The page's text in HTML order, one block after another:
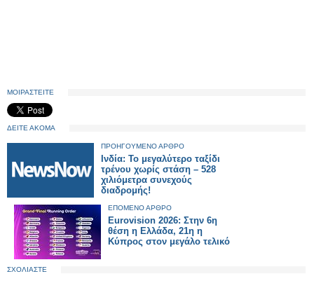
ΜΟΙΡΑΣΤΕΙΤΕ
ΔΕΙΤΕ ΑΚΟΜΑ
ΠΡΟΗΓΟΥΜΕΝΟ ΑΡΘΡΟ
Ινδία: Το μεγαλύτερο ταξίδι
τρένου χωρίς στάση – 528
χιλιόμετρα συνεχούς
διαδρομής!
ΕΠΟΜΕΝΟ ΑΡΘΡΟ
Eurovision 2026: Στην 6η
θέση η Ελλάδα, 21η η
Κύπρος στον μεγάλο τελικό
ΣΧΟΛΙΑΣΤΕ